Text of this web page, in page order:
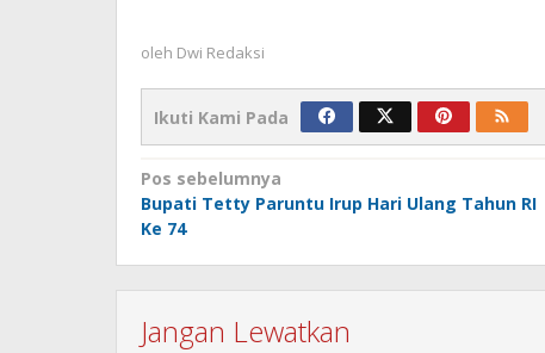
oleh Dwi Redaksi
Ikuti Kami Pada
Navigasi
pos
Pos sebelumnya
Bupati Tetty Paruntu Irup Hari Ulang Tahun RI
Ke 74
Jangan Lewatkan